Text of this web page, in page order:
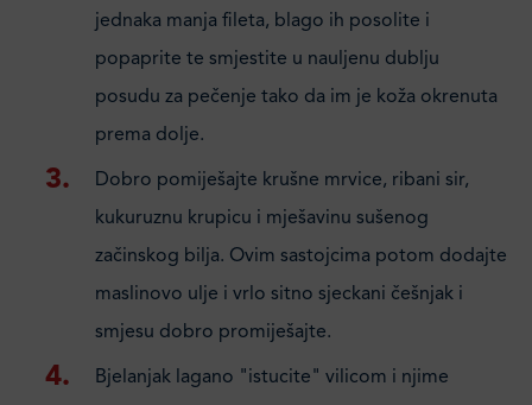
jednaka manja fileta, blago ih posolite i
popaprite te smjestite u nauljenu dublju
posudu za pečenje tako da im je koža okrenuta
prema dolje.
Dobro pomiješajte krušne mrvice, ribani sir,
kukuruznu krupicu i mješavinu sušenog
začinskog bilja. Ovim sastojcima potom dodajte
maslinovo ulje i vrlo sitno sjeckani češnjak i
smjesu dobro promiješajte.
Bjelanjak lagano "istucite" vilicom i njime